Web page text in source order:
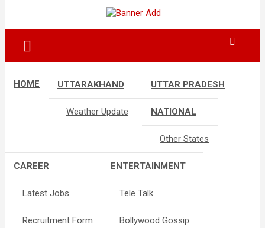
HOME UTTARAKHAND
Weather Update
UTTAR PRADESH
NATIONAL
Other States
CAREER
Latest Jobs
Recruitment Form
ENTERTAINMENT
Tele Talk
Bollywood Gossip